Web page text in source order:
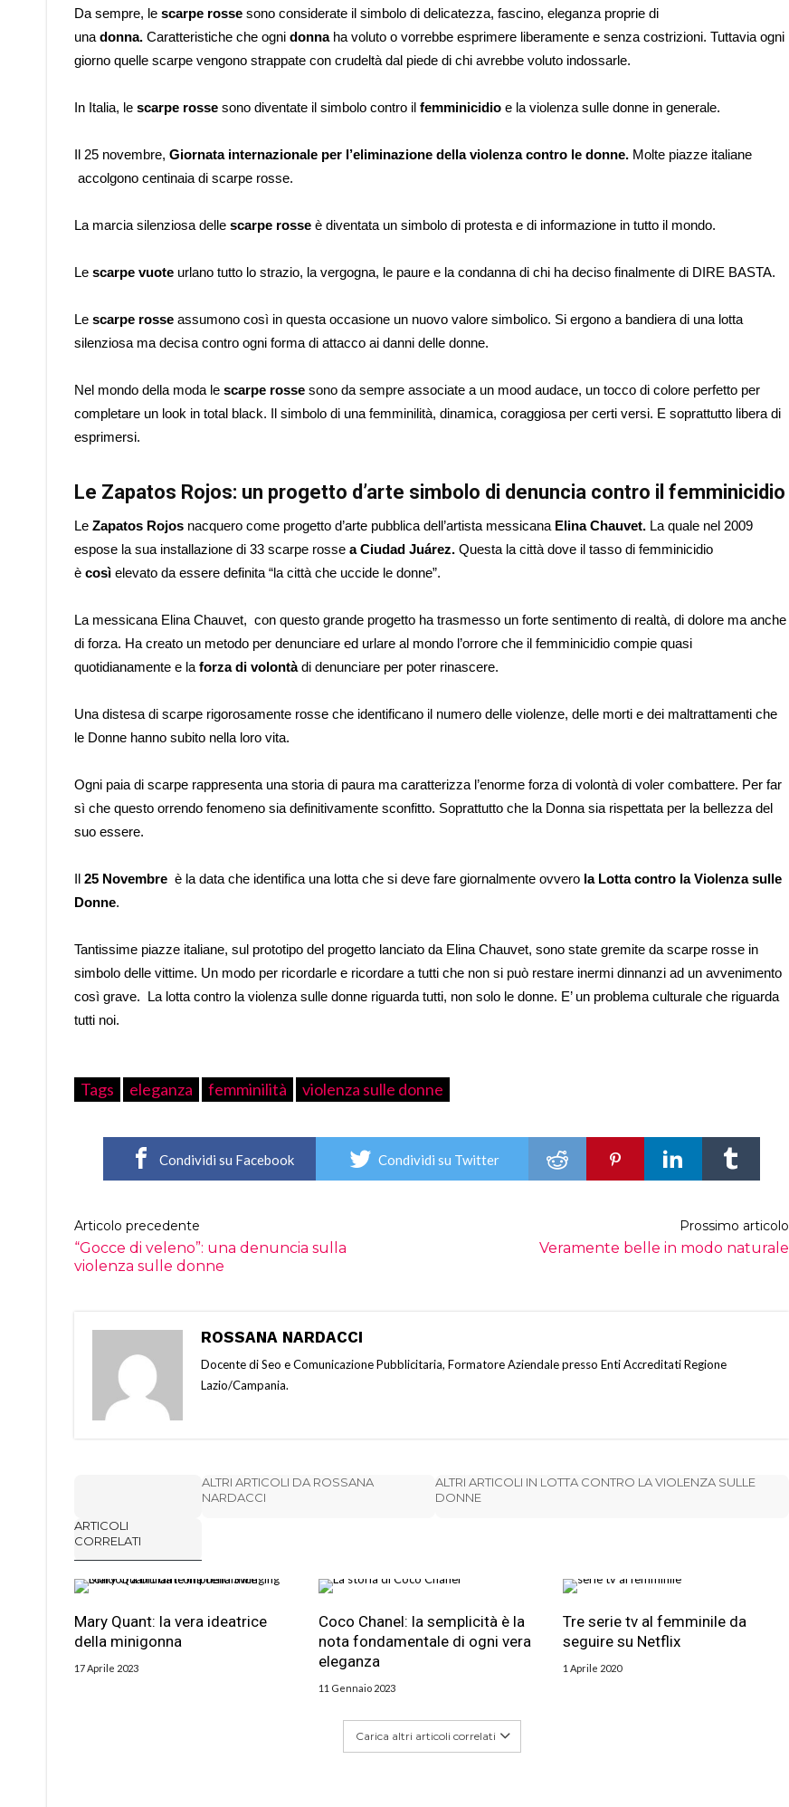
Da sempre, le scarpe rosse sono considerate il simbolo di delicatezza, fascino, eleganza proprie di
una donna. Caratteristiche che ogni donnaha voluto o vorrebbe esprimere liberamente e senza costrizioni. Tuttavia ogni
giorno quelle scarpe vengono strappate con crudeltà dal piede di chi avrebbe voluto indossarle.
In Italia, le scarpe rosse sono diventate il simbolo contro il femminicidio e la violenza sulle donne in generale.
Il 25 novembre, Giornata internazionale per l’eliminazione della violenza contro le donne. Molte piazze italiane
accolgono centinaia di scarpe rosse.
La marcia silenziosa delle scarpe rosse è diventata un simbolo di protesta e di informazione in tutto il mondo.
Le scarpe vuote urlano tutto lo strazio, la vergogna, le paure e la condanna di chi ha deciso finalmente di DIRE BASTA.
Le scarpe rosse assumono così in questa occasione un nuovo valore simbolico. Si ergono a bandiera di una lotta
silenziosa ma decisa contro ogni forma di attacco ai danni delle donne.
Nel mondo della moda le scarpe rosse sono da sempre associate a un mood audace, un tocco di colore perfetto per
completare un look in total black. Il simbolo di una femminilità, dinamica, coraggiosa per certi versi. E soprattutto libera di
esprimersi.
Le Zapatos Rojos: un progetto d’arte simbolo di denuncia contro il femminicidio
Le Zapatos Rojos nacquero come progetto d’arte pubblica dell’artista messicana Elina Chauvet. La quale nel 2009
espose la sua installazione di 33 scarpe rosse a Ciudad Juárez. Questa la città dove il tasso di femminicidio
è così elevato da essere definita “la città che uccide le donne”.
La messicana Elina Chauvet, con questo grande progetto ha trasmesso un forte sentimento di realtà, di dolore ma anche
di forza. Ha creato un metodo per denunciare ed urlare al mondo l’orrore che il femminicidio compie quasi
quotidianamente e la forza di volontàdi denunciare per poter rinascere.
Una distesa di scarpe rigorosamente rosse che identificano il numero delle violenze, delle morti e dei maltrattamenti che
le Donne hanno subito nella loro vita.
Ogni paia di scarpe rappresenta una storia di paura ma caratterizza l’enorme forza di volontà di voler combattere. Per far
sì che questo orrendo fenomeno sia definitivamente sconfitto. Soprattutto che la Donna sia rispettata per la bellezza del
suo essere.
Il 25 Novembre è la data che identifica una lotta che si deve fare giornalmente ovvero la Lotta contro la Violenza sulle
Donne.
Tantissime piazze italiane, sul prototipo del progetto lanciato da Elina Chauvet, sono state gremite da scarpe rosse in
simbolo delle vittime. Un modo per ricordarle e ricordare a tutti che non si può restare inermi dinnanzi ad un avvenimento
così grave. La lotta contro la violenza sulle donne riguarda tutti, non solo le donne. E’ un problema culturale che riguarda
tutti noi.
Tags eleganza femminilità violenza sulle donne
Condividi su Facebook Condividi su Twitter
Articolo precedente
“Gocce di veleno”: una denuncia sulla
violenza sulle donne
Prossimo articolo
Veramente belle in modo naturale
ROSSANA NARDACCI
Docente di Seo e Comunicazione Pubblicitaria, Formatore Aziendale presso Enti Accreditati Regione
Lazio/Campania.
ARTICOLI
CORRELATI
ALTRI ARTICOLI DA ROSSANA
NARDACCI
ALTRI ARTICOLI IN LOTTA CONTRO LA VIOLENZA SULLE
DONNE
Mary Quant: la vera ideatrice
della minigonna
17 Aprile 2023
Coco Chanel: la semplicità è la
nota fondamentale di ogni vera
eleganza
11 Gennaio 2023
Tre serie tv al femminile da
seguire su Netflix
1 Aprile 2020
Carica altri articoli correlati